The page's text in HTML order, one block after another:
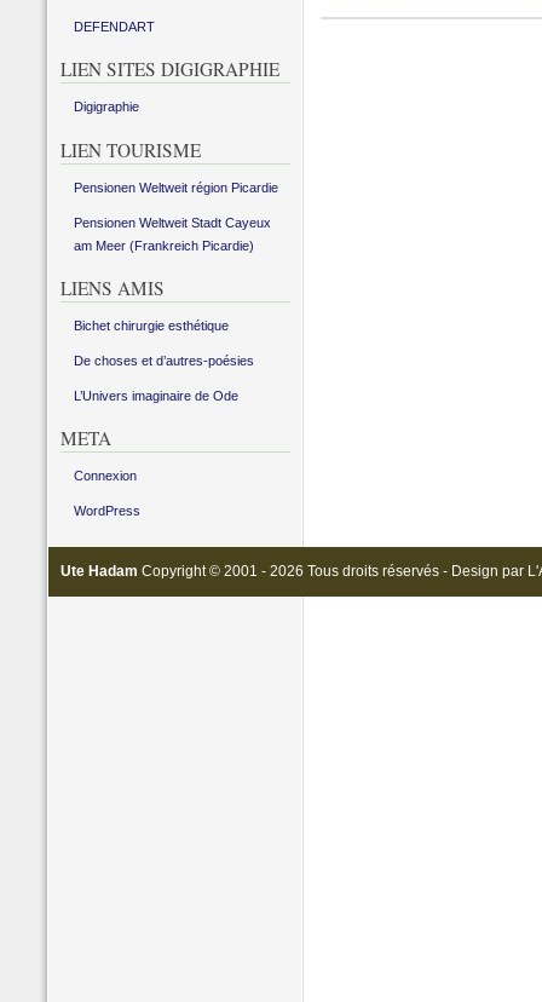
DEFENDART
LIEN SITES DIGIGRAPHIE
Digigraphie
LIEN TOURISME
Pensionen Weltweit région Picardie
Pensionen Weltweit Stadt Cayeux
am Meer (Frankreich Picardie)
LIENS AMIS
Bichet chirurgie esthétique
De choses et d’autres-poésies
L’Univers imaginaire de Ode
META
Connexion
WordPress
Ute Hadam Copyright © 2001 - 2026 Tous droits réservés - Design par